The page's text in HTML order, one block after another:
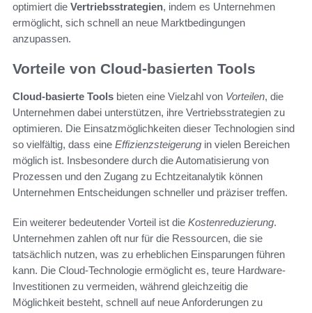
optimiert die Vertriebsstrategien, indem es Unternehmen
ermöglicht, sich schnell an neue Marktbedingungen
anzupassen.
Vorteile von Cloud-basierten Tools
Cloud-basierte Tools bieten eine Vielzahl von Vorteilen, die
Unternehmen dabei unterstützen, ihre Vertriebsstrategien zu
optimieren. Die Einsatzmöglichkeiten dieser Technologien sind
so vielfältig, dass eine Effizienzsteigerung in vielen Bereichen
möglich ist. Insbesondere durch die Automatisierung von
Prozessen und den Zugang zu Echtzeitanalytik können
Unternehmen Entscheidungen schneller und präziser treffen.
Ein weiterer bedeutender Vorteil ist die Kostenreduzierung.
Unternehmen zahlen oft nur für die Ressourcen, die sie
tatsächlich nutzen, was zu erheblichen Einsparungen führen
kann. Die Cloud-Technologie ermöglicht es, teure Hardware-
Investitionen zu vermeiden, während gleichzeitig die
Möglichkeit besteht, schnell auf neue Anforderungen zu